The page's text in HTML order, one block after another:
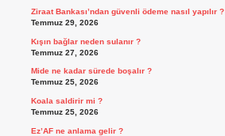
Ziraat Bankası’ndan güvenli ödeme nasıl yapılır ?
Temmuz 29, 2026
Kışın bağlar neden sulanır ?
Temmuz 27, 2026
Mide ne kadar sürede boşalır ?
Temmuz 25, 2026
Koala saldirir mi ?
Temmuz 25, 2026
Ez’AF ne anlama gelir ?